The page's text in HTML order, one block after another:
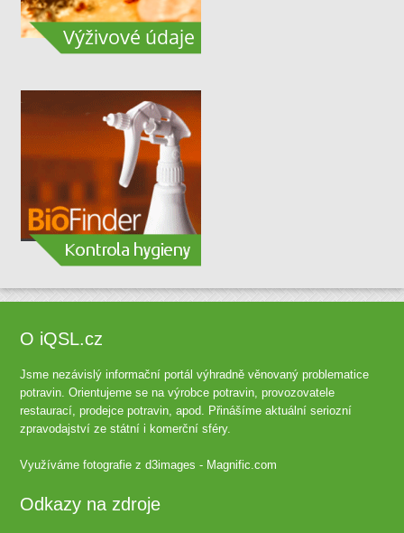
O iQSL.cz
Jsme nezávislý informační portál výhradně věnovaný problematice
potravin. Orientujeme se na výrobce potravin, provozovatele
restaurací, prodejce potravin, apod. Přinášíme aktuální seriozní
zpravodajství ze státní i komerční sféry.
Využíváme fotografie zd3images - Magnific.com
Odkazy na zdroje